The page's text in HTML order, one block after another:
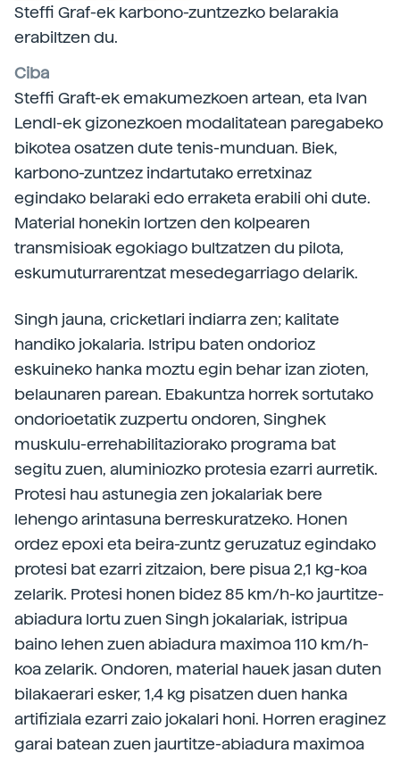
Steffi Graf-ek karbono-zuntzezko belarakia
erabiltzen du.
Ciba
Steffi Graft-ek emakumezkoen artean, eta Ivan
Lendl-ek gizonezkoen modalitatean paregabeko
bikotea osatzen dute tenis-munduan. Biek,
karbono-zuntzez indartutako erretxinaz
egindako belaraki edo erraketa erabili ohi dute.
Material honekin lortzen den kolpearen
transmisioak egokiago bultzatzen du pilota,
eskumuturrarentzat mesedegarriago delarik.
Singh jauna, cricketlari indiarra zen; kalitate
handiko jokalaria. Istripu baten ondorioz
eskuineko hanka moztu egin behar izan zioten,
belaunaren parean. Ebakuntza horrek sortutako
ondorioetatik zuzpertu ondoren, Singhek
muskulu-errehabilitaziorako programa bat
segitu zuen, aluminiozko protesia ezarri aurretik.
Protesi hau astunegia zen jokalariak bere
lehengo arintasuna berreskuratzeko. Honen
ordez epoxi eta beira-zuntz geruzatuz egindako
protesi bat ezarri zitzaion, bere pisua 2,1 kg-koa
zelarik. Protesi honen bidez 85 km/h-ko jaurtitze-
abiadura lortu zuen Singh jokalariak, istripua
baino lehen zuen abiadura maximoa 110 km/h-
koa zelarik. Ondoren, material hauek jasan duten
bilakaerari esker, 1,4 kg pisatzen duen hanka
artifiziala ezarri zaio jokalari honi. Horren eraginez
garai batean zuen jaurtitze-abiadura maximoa